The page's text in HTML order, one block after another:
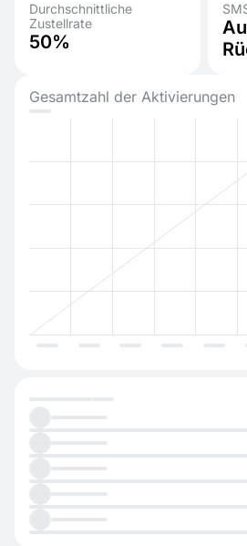
Durchschnittliche
Zustellrate
50%
Gesamtzahl der Aktivierungen